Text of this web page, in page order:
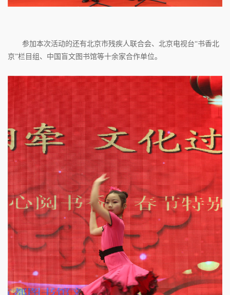
参加本次活动的还有北京市残疾人联合会、北京电视台“书香北
京”栏目组、中国盲文图书馆等十余家合作单位。